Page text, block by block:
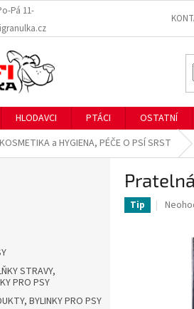
Pá 11-
HLODAVCI PTÁCI OSTATNÍ
KOSMETIKA a HYGIENA, PÉČE O PSÍ SRST
STRAVY,
PRO PSY
BYLINKY PRO PSY
Tip